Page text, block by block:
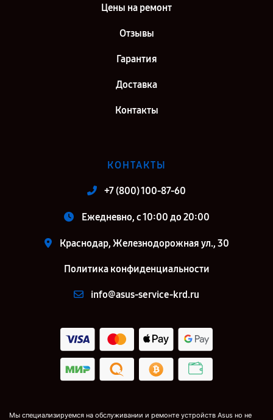
Цены на ремонт
Отзывы
Гарантия
Доставка
Контакты
КОНТАКТЫ
+7 (800) 100-87-60
Ежедневно, с 10:00 до 20:00
Краснодар, Железнодорожная ул., 30
Политика конфиденциальности
info@asus-service-krd.ru
Мы специализируемся на обслуживании и ремонте устройств Asus но не